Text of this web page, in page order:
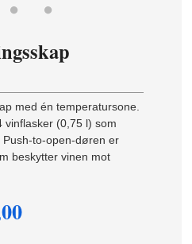
med én temperatursone.
vinflasker (0,75 l) som
to-open-døren er
beskytter vinen mot